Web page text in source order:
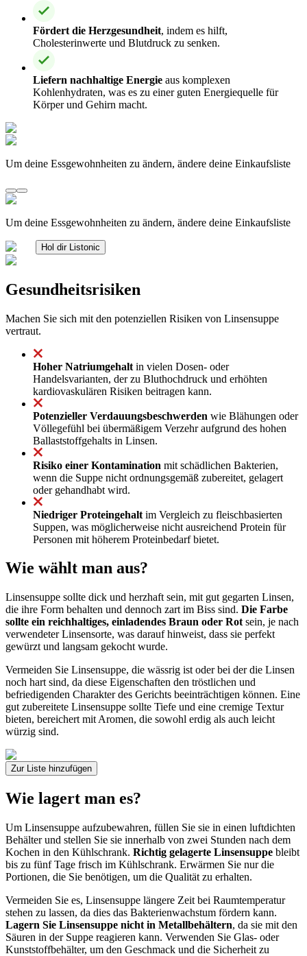
Fördert die Herzgesundheit, indem es hilft,
Cholesterinwerte und Blutdruck zu senken.
Liefern nachhaltige Energie aus komplexen
Kohlenhydraten, was es zu einer guten Energiequelle für
Körper und Gehirn macht.
Um deine Essgewohnheiten zu ändern, ändere deine Einkaufsliste
Um deine Essgewohnheiten zu ändern, ändere deine Einkaufsliste
Hol dir Listonic
Gesundheitsrisiken
Machen Sie sich mit den potenziellen Risiken von Linsensuppe
vertraut.
Hoher Natriumgehalt in vielen Dosen- oder
Handelsvarianten, der zu Bluthochdruck und erhöhten
kardiovaskulären Risiken beitragen kann.
Potenzieller Verdauungsbeschwerden wie Blähungen oder
Völlegefühl bei übermäßigem Verzehr aufgrund des hohen
Ballaststoffgehalts in Linsen.
Risiko einer Kontamination mit schädlichen Bakterien,
wenn die Suppe nicht ordnungsgemäß zubereitet, gelagert
oder gehandhabt wird.
Niedriger Proteingehalt im Vergleich zu fleischbasierten
Suppen, was möglicherweise nicht ausreichend Protein für
Personen mit höherem Proteinbedarf bietet.
Wie wählt man aus?
Linsensuppe sollte dick und herzhaft sein, mit gut gegarten Linsen,
die ihre Form behalten und dennoch zart im Biss sind. Die Farbe
sollte ein reichhaltiges, einladendes Braun oder Rot sein, je nach
verwendeter Linsensorte, was darauf hinweist, dass sie perfekt
gewürzt und langsam gekocht wurde.
Vermeiden Sie Linsensuppe, die wässrig ist oder bei der die Linsen
noch hart sind, da diese Eigenschaften den tröstlichen und
befriedigenden Charakter des Gerichts beeinträchtigen können. Eine
gut zubereitete Linsensuppe sollte Tiefe und eine cremige Textur
bieten, bereichert mit Aromen, die sowohl erdig als auch leicht
würzig sind.
Zur Liste hinzufügen
Wie lagert man es?
Um Linsensuppe aufzubewahren, füllen Sie sie in einen luftdichten
Behälter und stellen Sie sie innerhalb von zwei Stunden nach dem
Kochen in den Kühlschrank. Richtig gelagerte Linsensuppe bleibt
bis zu fünf Tage frisch im Kühlschrank. Erwärmen Sie nur die
Portionen, die Sie benötigen, um die Qualität zu erhalten.
Vermeiden Sie es, Linsensuppe längere Zeit bei Raumtemperatur
stehen zu lassen, da dies das Bakterienwachstum fördern kann.
Lagern Sie Linsensuppe nicht in Metallbehältern, da sie mit den
Säuren in der Suppe reagieren kann. Verwenden Sie Glas- oder
Kunststoffbehälter, um den Geschmack und die Sicherheit zu